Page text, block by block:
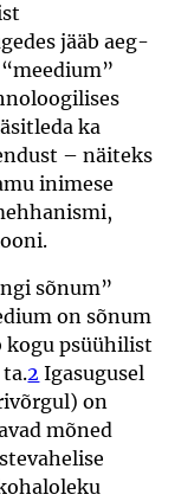
jääb aeg-
ka
– näiteks
inimese
sõnum”
on sõnum
kogu psüühilist
2 Igasugusel
on
mõned